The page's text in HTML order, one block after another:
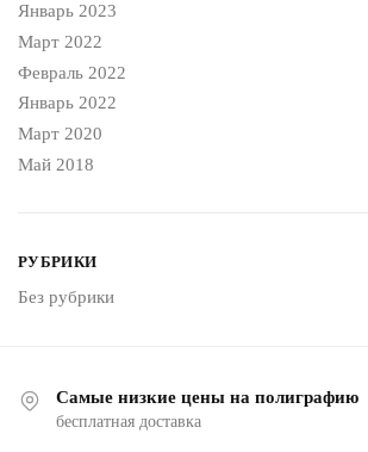
Январь 2023
Март 2022
Февраль 2022
Январь 2022
Март 2020
Май 2018
РУБРИКИ
Без рубрики
Самые низкие цены на полиграфию
бесплатная доставка